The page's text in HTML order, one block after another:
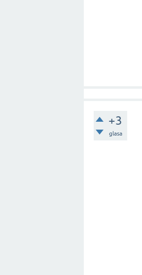
+3
glasa